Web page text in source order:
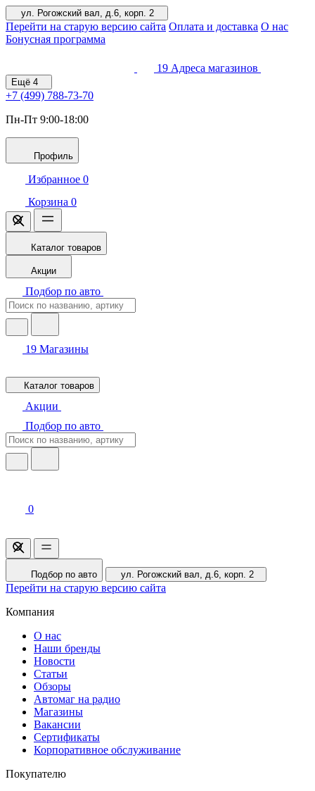
ул. Рогожский вал, д.6, корп. 2
Перейти на старую версию сайта Оплата и доставка О нас
Бонусная программа
19 Адреса магазинов
Ещё 4
+7 (499) 788-73-70
Пн-Пт 9:00-18:00
Профиль
Избранное 0
Корзина 0
Каталог товаров
Акции
Подбор по авто
19 Магазины
Каталог товаров
Акции
Подбор по авто
0
Подбор по авто ул. Рогожский вал, д.6, корп. 2
Перейти на старую версию сайта
Компания
О нас
Наши бренды
Новости
Статьи
Обзоры
Автомаг на радио
Магазины
Вакансии
Сертификаты
Корпоративное обслуживание
Покупателю